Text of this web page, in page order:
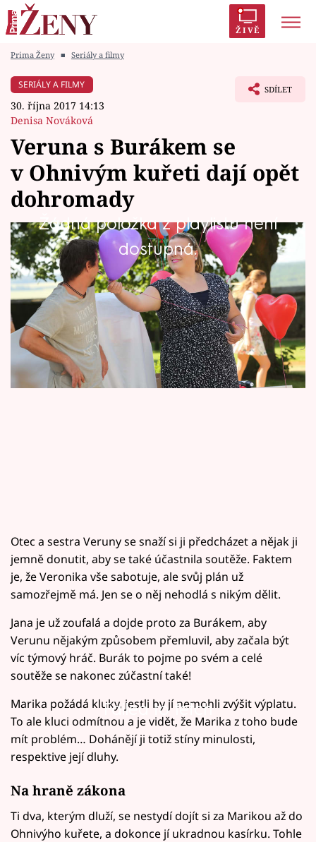
ŽIVĚ
Módní alarm
Témata
Celebrity
Vztahy
Seriály
Horoskopy
Sledujte prima+
Filmový festival Karlovy Vary
Sledujte nás
Prima Ženy ■ Seriály a filmy
SERIÁLY A FILMY
30. října 2017 14:13
Denisa Nováková
SDÍLET
Veruna s Burákem se
v Ohnivým kuřeti dají opět
dohromady
Žádná položka z playlistu není
dostupná.
I když tentokrát nepůjde o partnerský vztah,
ale jejich oblíbenou disciplínu – zábavu pro
děti.
Otec a sestra Veruny se snaží si ji předcházet a nějak ji
jemně donutit, aby se také účastnila soutěže. Faktem
je, že Veronika vše sabotuje, ale svůj plán už
samozřejmě má. Jen se o něj nehodlá s nikým dělit.
Jana je už zoufalá a dojde proto za Burákem, aby
Verunu nějakým způsobem přemluvil, aby začala být
víc týmový hráč. Burák to pojme po svém a celé
soutěže se nakonec zúčastní také!
Failed to fetch
Marika požádá kluky, jestli by jí nemohli zvýšit výplatu.
To ale kluci odmítnou a je vidět, že Marika z toho bude
mít problém… Dohánějí ji totiž stíny minulosti,
respektive její dluhy.
Na hraně zákona
Ti dva, kterým dluží, se nestydí dojít si za Marikou až do
Ohnivýho kuřete, a dokonce jí ukradnou kasírku. Tohle